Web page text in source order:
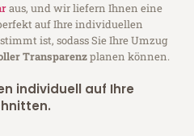
aus, und wir liefern Ihnen eine
auf Ihre individuellen
ist, sodass Sie Ihre Umzug
Transparenzplanen können.
individuell auf Ihre